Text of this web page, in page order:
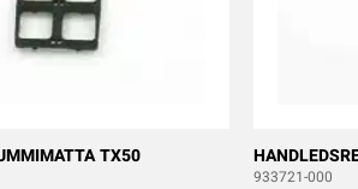
TX50
933721-000